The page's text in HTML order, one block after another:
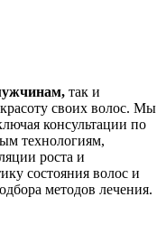
так и
своих волос. Мы
консультации по
технологиям,
роста и
состояния волос и
методов лечения.